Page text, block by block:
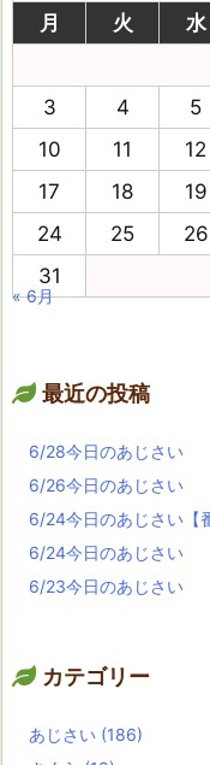
月
火 水
3
4 5
10
11 12
17
18 19
24
25 26
31
« 6月
最近の投稿
6/28今日のあじさい
6/26今日のあじさい
6/24今日のあじさい【
6/24今日のあじさい
6/23今日のあじさい
カテゴリー
あじさい (186)